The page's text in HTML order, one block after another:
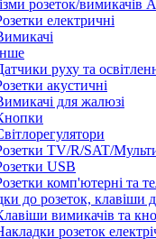
розеток/вимикачів
електричні
руху та
акустичні
для жалюзі
TV/R/SAT/
USB
комп'ютерні та
до розеток, клавіши
вимикачів та
розеток